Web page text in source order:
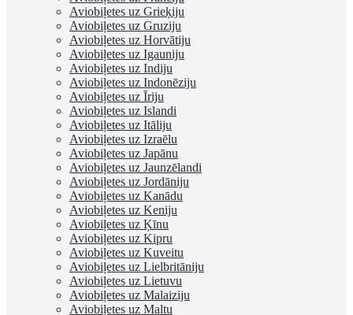
Aviobiļetes uz Grieķiju
Aviobiļetes uz Gruziju
Aviobiļetes uz Horvātiju
Aviobiļetes uz Igauniju
Aviobiļetes uz Indiju
Aviobiļetes uz Indonēziju
Aviobiļetes uz Īriju
Aviobiļetes uz Islandi
Aviobiļetes uz Itāliju
Aviobiļetes uz Izraēlu
Aviobiļetes uz Japānu
Aviobiļetes uz Jaunzēlandi
Aviobiļetes uz Jordāniju
Aviobiļetes uz Kanādu
Aviobiļetes uz Keniju
Aviobiļetes uz Ķīnu
Aviobiļetes uz Kipru
Aviobiļetes uz Kuveitu
Aviobiļetes uz Lielbritāniju
Aviobiļetes uz Lietuvu
Aviobiļetes uz Malaiziju
Aviobiļetes uz Maltu